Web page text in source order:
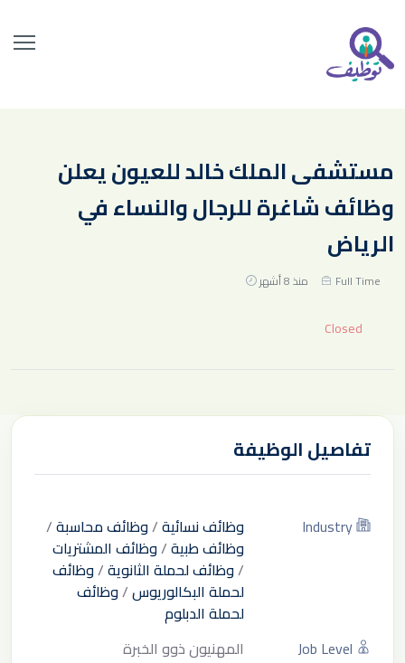
مستشفى الملك خالد للعيون يعلن
وظائف شاغرة للرجال والنساء في
الرياض
Full Time منذ 8 أشهر
Closed
تفاصيل الوظيفة
Industry وظائف نسائية/وظائف محاسبة/
وظائف طبية/وظائف المشتريات
/وظائف لحملة الثانوية/وظائف
لحملة البكالوريوس/وظائف
لحملة الدبلوم
Job Level
المهنيون ذوو الخبرة